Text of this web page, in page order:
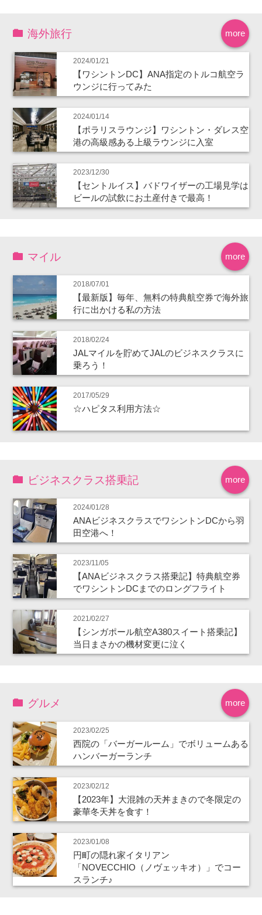
more
海外旅行
2024/01/21
【ワシントンDC】ANA指定のトルコ航空ラ
ウンジに行ってみた
2024/01/14
【ポラリスラウンジ】ワシントン・ダレス空
港の高級感ある上級ラウンジに入室
2023/12/30
【セントルイス】バドワイザーの工場見学は
ビールの試飲にお土産付きで最高！
more
マイル
2018/07/01
【最新版】毎年、無料の特典航空券で海外旅
行に出かける私の方法
2018/02/24
JALマイルを貯めてJALのビジネスクラスに
乗ろう！
2017/05/29
☆ハピタス利用方法☆
more
ビジネスクラス搭乗記
2024/01/28
ANAビジネスクラスでワシントンDCから羽
田空港へ！
2023/11/05
【ANAビジネスクラス搭乗記】特典航空券
でワシントンDCまでのロングフライト
2021/02/27
【シンガポール航空A380スイート搭乗記】
当日まさかの機材変更に泣く
more
グルメ
2023/02/25
西院の「バーガールーム」でボリュームある
ハンバーガーランチ
2023/02/12
【2023年】大混雑の天丼まきので冬限定の
豪華冬天丼を食す！
2023/01/08
円町の隠れ家イタリアン
「NOVECCHIO（ノヴェッキオ）」でコー
スランチ♪